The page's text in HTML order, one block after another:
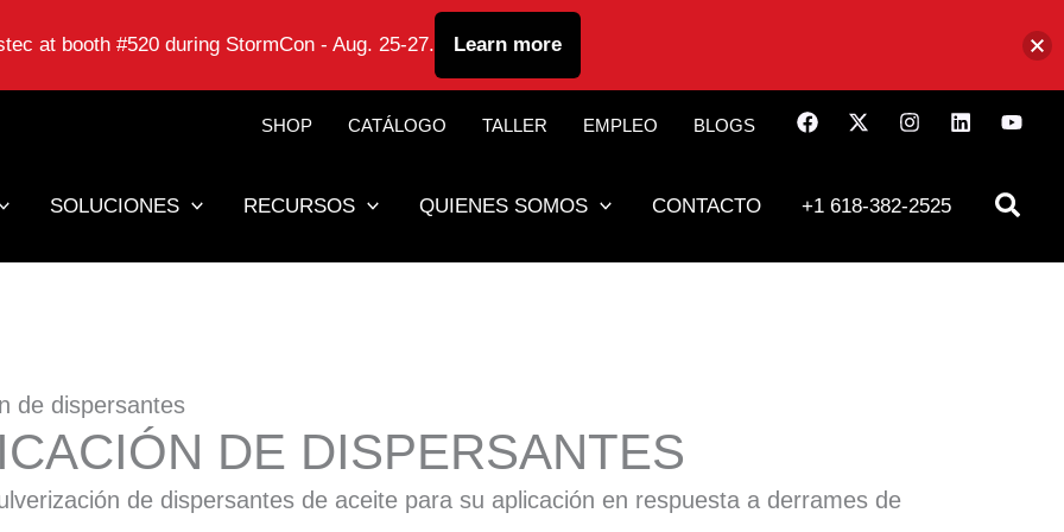
SHOP CATÁLOGO TALLER EMPLEO BLOGS
SOLUCIONES RECURSOS QUIENES SOMOS CONTACTO +1 618-382-2525
de dispersantes
DE DISPERSANTES
de dispersantes de aceite para su aplicación en respuesta a derrames de
at booth #520 during StormCon - Aug. 25-27. Learn more